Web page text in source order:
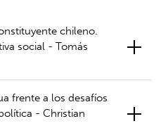
chileno.
social - Tomás
frente a los desafíos
- Christian